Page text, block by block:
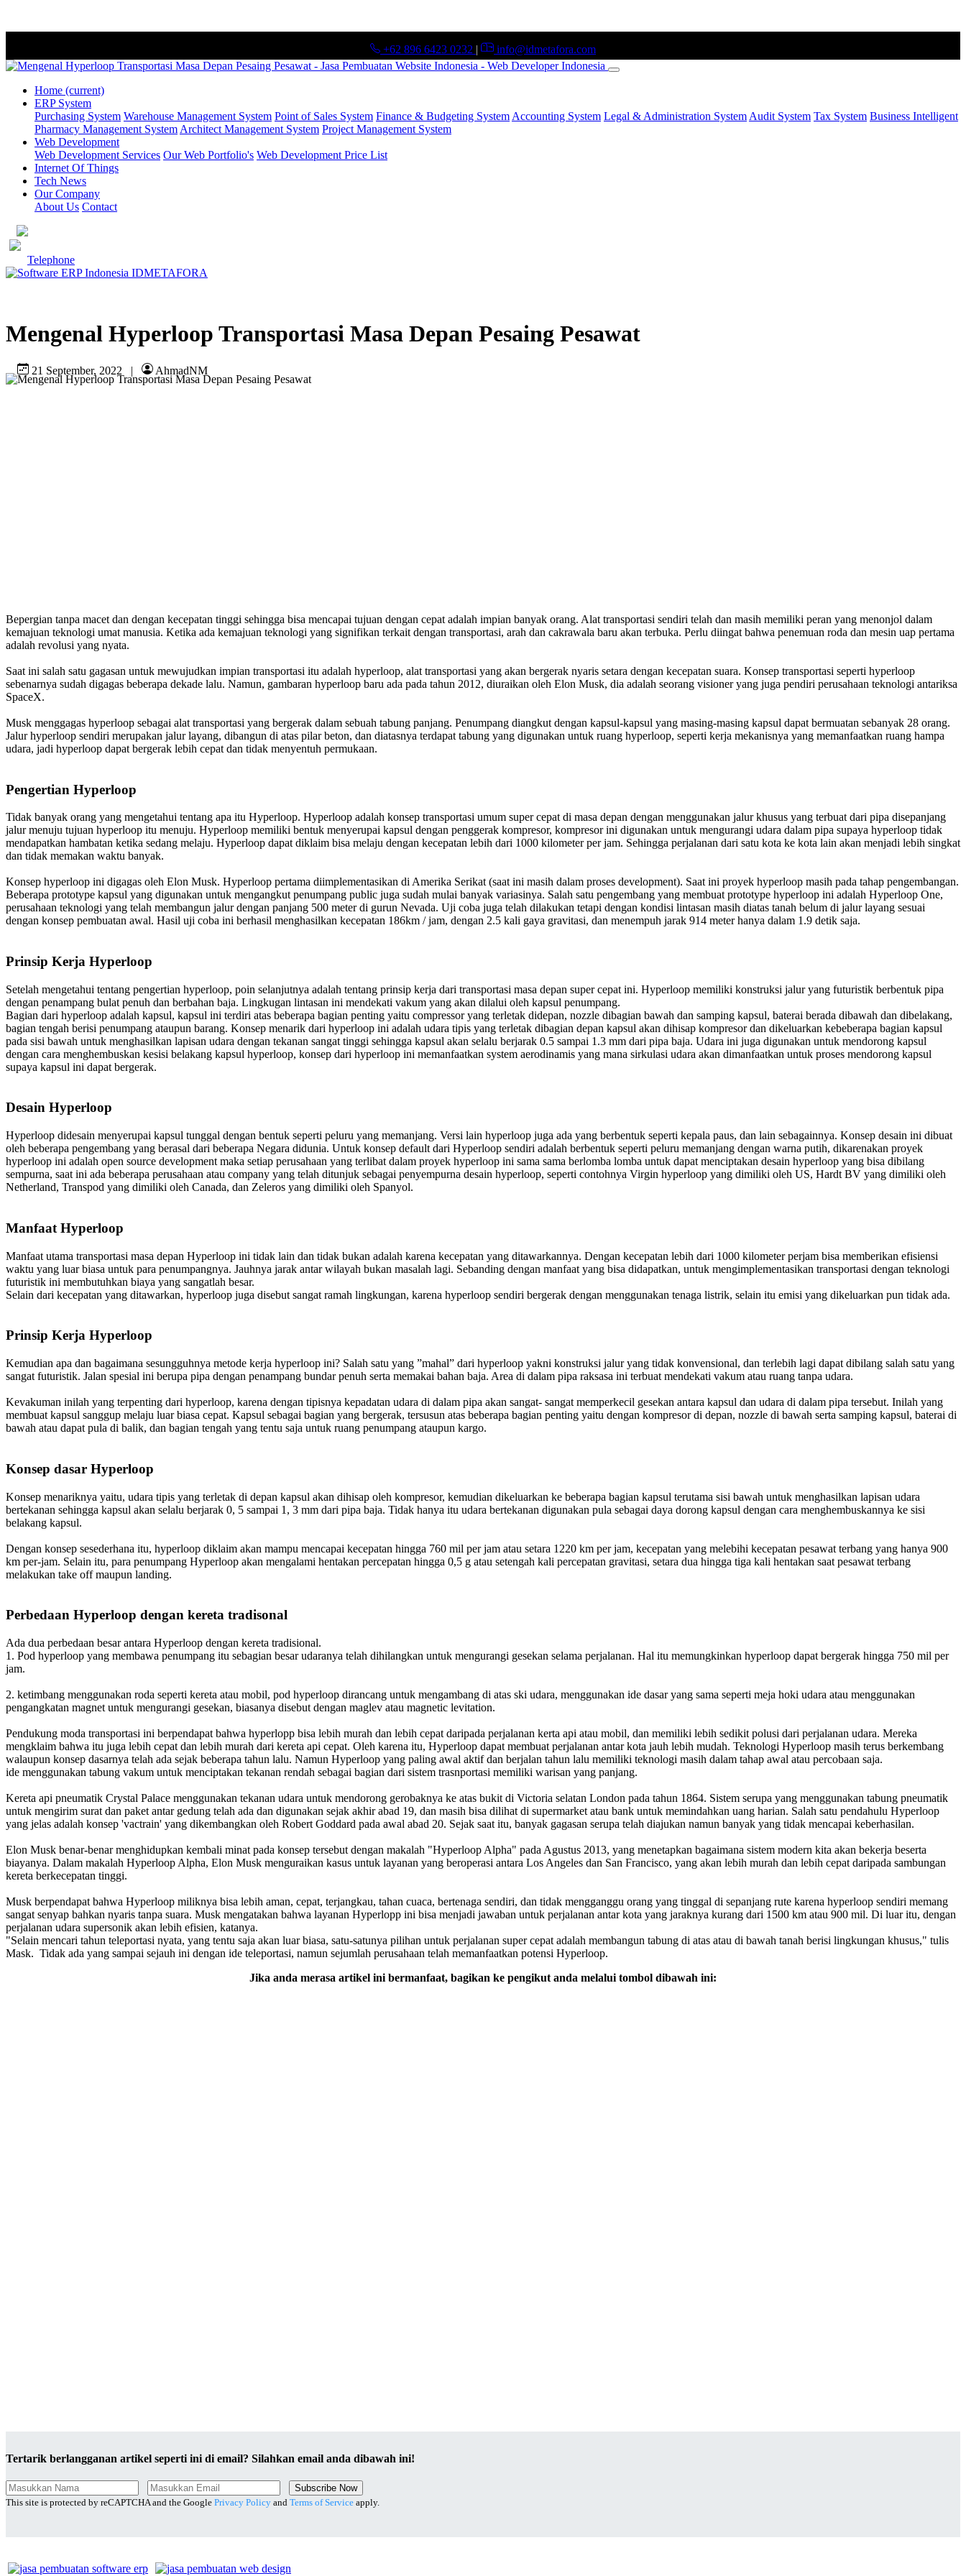
+62 896 6423 0232 | info@idmetafora.com
Home (current)
ERP System
Purchasing System Warehouse Management System Point of Sales System Finance & Budgeting System Accounting System Legal & Administration System Audit System Tax System Business Intelligent
Pharmacy Management System Architect Management System Project Management System
Web Development
Web Development Services Our Web Portfolio's Web Development Price List
Internet Of Things
Tech News
Our Company
About Us Contact
Telephone
Mengenal Hyperloop Transportasi Masa Depan Pesaing Pesawat
21 September, 2022 | AhmadNM
Bepergian tanpa macet dan dengan kecepatan tinggi sehingga bisa mencapai tujuan dengan cepat adalah impian banyak orang. Alat transportasi sendiri telah dan masih memiliki peran yang menonjol dalam
kemajuan teknologi umat manusia. Ketika ada kemajuan teknologi yang signifikan terkait dengan transportasi, arah dan cakrawala baru akan terbuka. Perlu diingat bahwa penemuan roda dan mesin uap pertama
adalah revolusi yang nyata.
Saat ini salah satu gagasan untuk mewujudkan impian transportasi itu adalah hyperloop, alat transportasi yang akan bergerak nyaris setara dengan kecepatan suara. Konsep transportasi seperti hyperloop
sebenarnya sudah digagas beberapa dekade lalu. Namun, gambaran hyperloop baru ada pada tahun 2012, diuraikan oleh Elon Musk, dia adalah seorang visioner yang juga pendiri perusahaan teknologi antariksa
SpaceX.
Musk menggagas hyperloop sebagai alat transportasi yang bergerak dalam sebuah tabung panjang. Penumpang diangkut dengan kapsul-kapsul yang masing-masing kapsul dapat bermuatan sebanyak 28 orang.
Jalur hyperloop sendiri merupakan jalur layang, dibangun di atas pilar beton, dan diatasnya terdapat tabung yang digunakan untuk ruang hyperloop, seperti kerja mekanisnya yang memanfaatkan ruang hampa
udara, jadi hyperloop dapat bergerak lebih cepat dan tidak menyentuh permukaan.
Pengertian Hyperloop
Tidak banyak orang yang mengetahui tentang apa itu Hyperloop. Hyperloop adalah konsep transportasi umum super cepat di masa depan dengan menggunakan jalur khusus yang terbuat dari pipa disepanjang
jalur menuju tujuan hyperloop itu menuju. Hyperloop memiliki bentuk menyerupai kapsul dengan penggerak kompresor, kompresor ini digunakan untuk mengurangi udara dalam pipa supaya hyperloop tidak
mendapatkan hambatan ketika sedang melaju. Hyperloop dapat diklaim bisa melaju dengan kecepatan lebih dari 1000 kilometer per jam. Sehingga perjalanan dari satu kota ke kota lain akan menjadi lebih singkat
dan tidak memakan waktu banyak.
Konsep hyperloop ini digagas oleh Elon Musk. Hyperloop pertama diimplementasikan di Amerika Serikat (saat ini masih dalam proses development). Saat ini proyek hyperloop masih pada tahap pengembangan.
Beberapa prototype kapsul yang digunakan untuk mengangkut penumpang public juga sudah mulai banyak variasinya. Salah satu pengembang yang membuat prototype hyperloop ini adalah Hyperloop One,
perusahaan teknologi yang telah membangun jalur dengan panjang 500 meter di gurun Nevada. Uji coba juga telah dilakukan tetapi dengan kondisi lintasan masih diatas tanah belum di jalur layang sesuai
dengan konsep pembuatan awal. Hasil uji coba ini berhasil menghasilkan kecepatan 186km / jam, dengan 2.5 kali gaya gravitasi, dan menempuh jarak 914 meter hanya dalam 1.9 detik saja.
Prinsip Kerja Hyperloop
Setelah mengetahui tentang pengertian hyperloop, poin selanjutnya adalah tentang prinsip kerja dari transportasi masa depan super cepat ini. Hyperloop memiliki konstruksi jalur yang futuristik berbentuk pipa
dengan penampang bulat penuh dan berbahan baja. Lingkugan lintasan ini mendekati vakum yang akan dilalui oleh kapsul penumpang.
Bagian dari hyperloop adalah kapsul, kapsul ini terdiri atas beberapa bagian penting yaitu compressor yang terletak didepan, nozzle dibagian bawah dan samping kapsul, baterai berada dibawah dan dibelakang,
bagian tengah berisi penumpang ataupun barang. Konsep menarik dari hyperloop ini adalah udara tipis yang terletak dibagian depan kapsul akan dihisap kompresor dan dikeluarkan kebeberapa bagian kapsul
pada sisi bawah untuk menghasilkan lapisan udara dengan tekanan sangat tinggi sehingga kapsul akan selalu berjarak 0.5 sampai 1.3 mm dari pipa baja. Udara ini juga digunakan untuk mendorong kapsul
dengan cara menghembuskan kesisi belakang kapsul hyperloop, konsep dari hyperloop ini memanfaatkan system aerodinamis yang mana sirkulasi udara akan dimanfaatkan untuk proses mendorong kapsul
supaya kapsul ini dapat bergerak.
Desain Hyperloop
Hyperloop didesain menyerupai kapsul tunggal dengan bentuk seperti peluru yang memanjang. Versi lain hyperloop juga ada yang berbentuk seperti kepala paus, dan lain sebagainnya. Konsep desain ini dibuat
oleh beberapa pengembang yang berasal dari beberapa Negara didunia. Untuk konsep default dari Hyperloop sendiri adalah berbentuk seperti peluru memanjang dengan warna putih, dikarenakan proyek
hyperloop ini adalah open source development maka setiap perusahaan yang terlibat dalam proyek hyperloop ini sama sama berlomba lomba untuk dapat menciptakan desain hyperloop yang bisa dibilang
sempurna, saat ini ada beberapa perusahaan atau company yang telah ditunjuk sebagai penyempurna desain hyperloop, seperti contohnya Virgin hyperloop yang dimiliki oleh US, Hardt BV yang dimiliki oleh
Netherland, Transpod yang dimiliki oleh Canada, dan Zeleros yang dimiliki oleh Spanyol.
Manfaat Hyperloop
Manfaat utama transportasi masa depan Hyperloop ini tidak lain dan tidak bukan adalah karena kecepatan yang ditawarkannya. Dengan kecepatan lebih dari 1000 kilometer perjam bisa memberikan efisiensi
waktu yang luar biasa untuk para penumpangnya. Jauhnya jarak antar wilayah bukan masalah lagi. Sebanding dengan manfaat yang bisa didapatkan, untuk mengimplementasikan transportasi dengan teknologi
futuristik ini membutuhkan biaya yang sangatlah besar.
Selain dari kecepatan yang ditawarkan, hyperloop juga disebut sangat ramah lingkungan, karena hyperloop sendiri bergerak dengan menggunakan tenaga listrik, selain itu emisi yang dikeluarkan pun tidak ada.
Prinsip Kerja Hyperloop
Kemudian apa dan bagaimana sesungguhnya metode kerja hyperloop ini? Salah satu yang ”mahal” dari hyperloop yakni konstruksi jalur yang tidak konvensional, dan terlebih lagi dapat dibilang salah satu yang
sangat futuristik. Jalan spesial ini berupa pipa dengan penampang bundar penuh serta memakai bahan baja. Area di dalam pipa raksasa ini terbuat mendekati vakum atau ruang tanpa udara.
Kevakuman inilah yang terpenting dari hyperloop, karena dengan tipisnya kepadatan udara di dalam pipa akan sangat- sangat memperkecil gesekan antara kapsul dan udara di dalam pipa tersebut. Inilah yang
membuat kapsul sanggup melaju luar biasa cepat. Kapsul sebagai bagian yang bergerak, tersusun atas beberapa bagian penting yaitu dengan kompresor di depan, nozzle di bawah serta samping kapsul, baterai di
bawah atau dapat pula di balik, dan bagian tengah yang tentu saja untuk ruang penumpang ataupun kargo.
Konsep dasar Hyperloop
Konsep menariknya yaitu, udara tipis yang terletak di depan kapsul akan dihisap oleh kompresor, kemudian dikeluarkan ke beberapa bagian kapsul terutama sisi bawah untuk menghasilkan lapisan udara
bertekanan sehingga kapsul akan selalu berjarak 0, 5 sampai 1, 3 mm dari pipa baja. Tidak hanya itu udara bertekanan digunakan pula sebagai daya dorong kapsul dengan cara menghembuskannya ke sisi
belakang kapsul.
Dengan konsep sesederhana itu, hyperloop diklaim akan mampu mencapai kecepatan hingga 760 mil per jam atau setara 1220 km per jam, kecepatan yang melebihi kecepatan pesawat terbang yang hanya 900
km per-jam. Selain itu, para penumpang Hyperloop akan mengalami hentakan percepatan hingga 0,5 g atau setengah kali percepatan gravitasi, setara dua hingga tiga kali hentakan saat pesawat terbang
melakukan take off maupun landing.
Perbedaan Hyperloop dengan kereta tradisonal
Ada dua perbedaan besar antara Hyperloop dengan kereta tradisional.
1. Pod hyperloop yang membawa penumpang itu sebagian besar udaranya telah dihilangkan untuk mengurangi gesekan selama perjalanan. Hal itu memungkinkan hyperloop dapat bergerak hingga 750 mil per
jam.
2. ketimbang menggunakan roda seperti kereta atau mobil, pod hyperloop dirancang untuk mengambang di atas ski udara, menggunakan ide dasar yang sama seperti meja hoki udara atau menggunakan
pengangkatan magnet untuk mengurangi gesekan, biasanya disebut dengan maglev atau magnetic levitation.
Pendukung moda transportasi ini berpendapat bahwa hyperlopp bisa lebih murah dan lebih cepat daripada perjalanan kerta api atau mobil, dan memiliki lebih sedikit polusi dari perjalanan udara. Mereka
mengklaim bahwa itu juga lebih cepat dan lebih murah dari kereta api cepat. Oleh karena itu, Hyperloop dapat membuat perjalanan antar kota jauh lebih mudah. Teknologi Hyperloop masih terus berkembang
walaupun konsep dasarnya telah ada sejak beberapa tahun lalu. Namun Hyperloop yang paling awal aktif dan berjalan tahun lalu memiliki teknologi masih dalam tahap awal atau percobaan saja.
ide menggunakan tabung vakum untuk menciptakan tekanan rendah sebagai bagian dari sistem trasnportasi memiliki warisan yang panjang.
Kereta api pneumatik Crystal Palace menggunakan tekanan udara untuk mendorong gerobaknya ke atas bukit di Victoria selatan London pada tahun 1864. Sistem serupa yang menggunakan tabung pneumatik
untuk mengirim surat dan paket antar gedung telah ada dan digunakan sejak akhir abad 19, dan masih bisa dilihat di supermarket atau bank untuk memindahkan uang harian. Salah satu pendahulu Hyperloop
yang jelas adalah konsep 'vactrain' yang dikembangkan oleh Robert Goddard pada awal abad 20. Sejak saat itu, banyak gagasan serupa telah diajukan namun banyak yang tidak mencapai keberhasilan.
Elon Musk benar-benar menghidupkan kembali minat pada konsep tersebut dengan makalah "Hyperloop Alpha" pada Agustus 2013, yang menetapkan bagaimana sistem modern kita akan bekerja beserta
biayanya. Dalam makalah Hyperloop Alpha, Elon Musk menguraikan kasus untuk layanan yang beroperasi antara Los Angeles dan San Francisco, yang akan lebih murah dan lebih cepat daripada sambungan
kereta berkecepatan tinggi.
Musk berpendapat bahwa Hyperloop miliknya bisa lebih aman, cepat, terjangkau, tahan cuaca, bertenaga sendiri, dan tidak mengganggu orang yang tinggal di sepanjang rute karena hyperloop sendiri memang
sangat senyap bahkan nyaris tanpa suara. Musk mengatakan bahwa layanan Hyperlopp ini bisa menjadi jawaban untuk perjalanan antar kota yang jaraknya kurang dari 1500 km atau 900 mil. Di luar itu, dengan
perjalanan udara supersonik akan lebih efisien, katanya.
"Selain mencari tahun teleportasi nyata, yang tentu saja akan luar biasa, satu-satunya pilihan untuk perjalanan super cepat adalah membangun tabung di atas atau di bawah tanah berisi lingkungan khusus," tulis
Mask. Tidak ada yang sampai sejauh ini dengan ide teleportasi, namun sejumlah perusahaan telah memanfaatkan potensi Hyperloop.
Jika anda merasa artikel ini bermanfaat, bagikan ke pengikut anda melalui tombol dibawah ini:
Tertarik berlangganan artikel seperti ini di email? Silahkan email anda dibawah ini!
Subscribe Now
This site is protected by reCAPTCHA and the Google Privacy Policy and Terms of Service apply.